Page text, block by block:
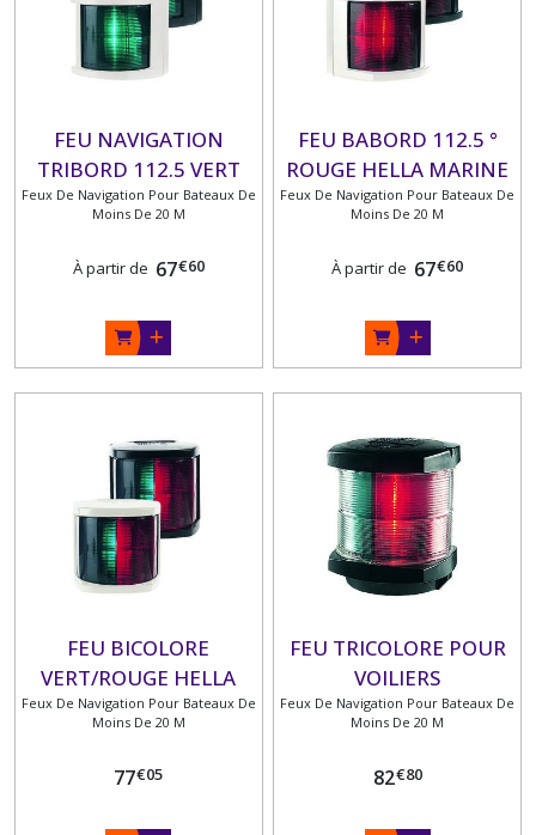
FEU NAVIGATION
TRIBORD 112.5 VERT
HELLA MARINE
Feux De Navigation Pour Bateaux De
Moins De 20 M
À partir de 67€60
FEU BABORD 112.5 °
ROUGE HELLA MARINE
Feux De Navigation Pour Bateaux De
Moins De 20 M
À partir de 67€60
FEU BICOLORE
VERT/ROUGE HELLA
MARINE
Feux De Navigation Pour Bateaux De
Moins De 20 M
77€05
FEU TRICOLORE POUR
VOILIERS
Feux De Navigation Pour Bateaux De
Moins De 20 M
82€80